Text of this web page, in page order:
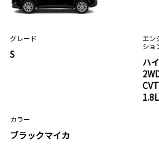
グレード
S
エン
ショ
ハ
CVT
1.8L
カラー
ブラックマイカ